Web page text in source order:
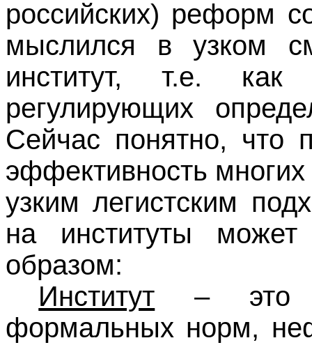
российских) реформ
мыслился в узком
институт, т.е.
регулирующих
Сейчас понятно, что
эффективность
узким легистским
на институты
образом:
Институт – это
формальных норм,